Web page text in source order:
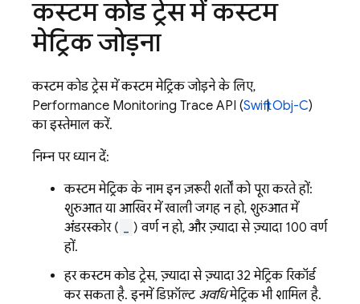
कस्टम कोड ट्रेस में कस्टम
मेट्रिक जोड़ना
कस्टम कोड ट्रेस में कस्टम मेट्रिक जोड़ने के लिए,
Performance Monitoring Trace API (Swift|Obj-C)
का इस्तेमाल करें.
निम्न पर ध्यान दें:
कस्टम मेट्रिक के नाम इन ज़रूरी शर्तों को पूरा करते हों:
शुरुआत या आखिर में खाली जगह न हो, शुरुआत में
अंडरस्कोर (
) वर्ण न हो, और ज़्यादा से ज़्यादा 100 वर्ण
हों.
हर कस्टम कोड ट्रेस, ज़्यादा से ज़्यादा 32 मेट्रिक रिकॉर्ड
कर सकता है. इनमें डिफ़ॉल्ट अवधिमेट्रिक भी शामिल है.